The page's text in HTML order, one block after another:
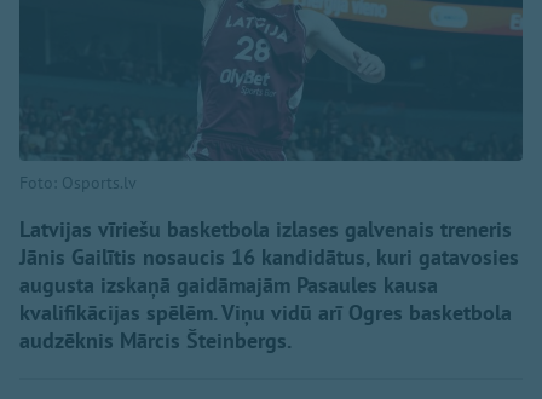
Foto: Osports.lv
Latvijas vīriešu basketbola izlases galvenais treneris
Jānis Gailītis nosaucis 16 kandidātus, kuri gatavosies
augusta izskaņā gaidāmajām Pasaules kausa
kvalifikācijas spēlēm. Viņu vidū arī Ogres basketbola
audzēknis Mārcis Šteinbergs.